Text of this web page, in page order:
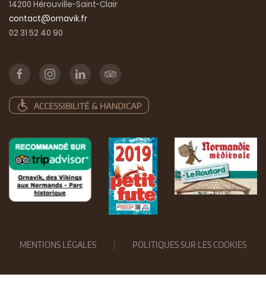
14200 Hérouville-Saint-Clair
contact@ornavik.fr
02 31 52 40 90
MENTIONS LÉGALES POLITIQUES SUR LES COOKIES